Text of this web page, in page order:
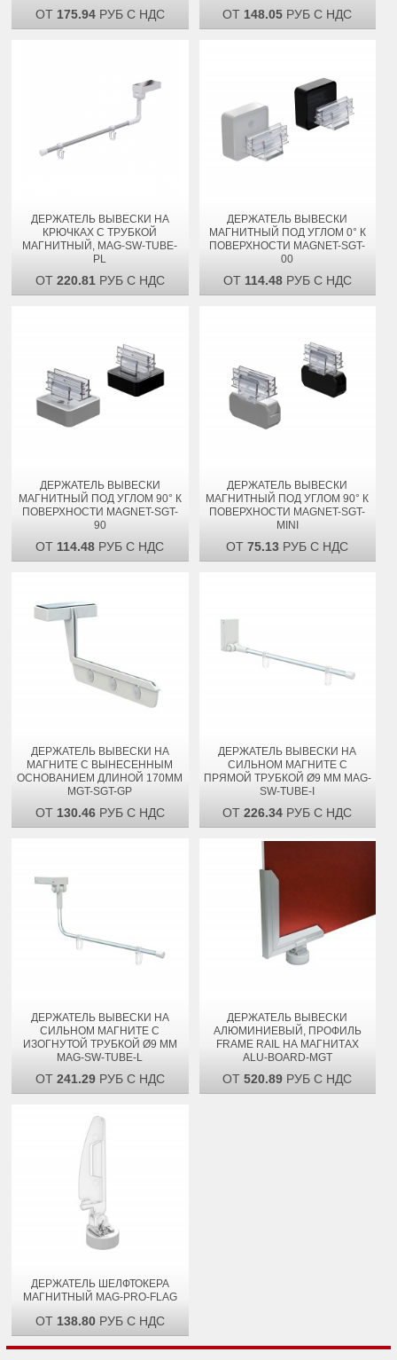
ОТ 175.94РУБ С НДС ОТ 148.05 РУБ С НДС
ДЕРЖАТЕЛЬ ВЫВЕСКИ НА
КРЮЧКАХ С ТРУБКОЙ
МАГНИТНЫЙ, MAG-SW-TUBE-
PL
ОТ 220.81РУБ С НДС
ДЕРЖАТЕЛЬ ВЫВЕСКИ
МАГНИТНЫЙ ПОД УГЛОМ 0° К
ПОВЕРХНОСТИ MAGNET-SGT-
00
ОТ 114.48РУБ С НДС
ДЕРЖАТЕЛЬ ВЫВЕСКИ
МАГНИТНЫЙ ПОД УГЛОМ 90° К
ПОВЕРХНОСТИ MAGNET-SGT-
90
ОТ 114.48 РУБ С НДС
ДЕРЖАТЕЛЬ ВЫВЕСКИ
МАГНИТНЫЙ ПОД УГЛОМ 90° К
ПОВЕРХНОСТИ MAGNET-SGT-
MINI
ОТ75.13 РУБ С НДС
ДЕРЖАТЕЛЬ ВЫВЕСКИ НА
МАГНИТЕ С ВЫНЕСЕННЫМ
ОСНОВАНИЕМ ДЛИНОЙ 170ММ
MGT-SGT-GP
ОТ 130.46РУБ С НДС
ДЕРЖАТЕЛЬ ВЫВЕСКИ НА
СИЛЬНОМ МАГНИТЕ С
ПРЯМОЙ ТРУБКОЙ Ø9 ММ MAG-
SW-TUBE-I
ОТ226.34 РУБ С НДС
ДЕРЖАТЕЛЬ ВЫВЕСКИ НА
СИЛЬНОМ МАГНИТЕ С
ИЗОГНУТОЙ ТРУБКОЙ Ø9 ММ
MAG-SW-TUBE-L
ОТ 241.29РУБ С НДС
ДЕРЖАТЕЛЬ ВЫВЕСКИ
АЛЮМИНИЕВЫЙ, ПРОФИЛЬ
FRAME RAIL НА МАГНИТАХ
ALU-BOARD-MGT
ОТ520.89 РУБ С НДС
ДЕРЖАТЕЛЬ ШЕЛФТОКЕРА
МАГНИТНЫЙ MAG-PRO-FLAG
ОТ 138.80РУБ С НДС